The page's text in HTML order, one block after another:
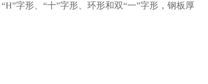
字形、“十”字形、环形和双“一”字形，钢板厚